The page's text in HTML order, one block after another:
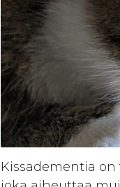
Kissadementia